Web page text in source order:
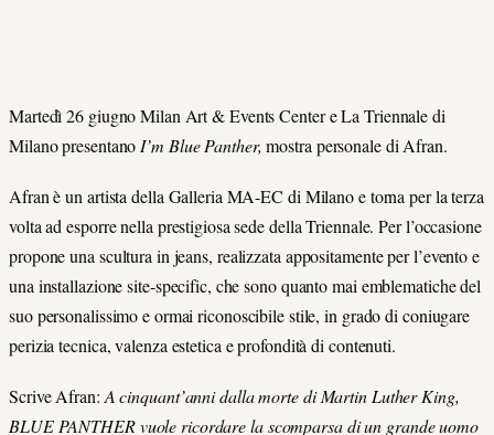
Martedì 26 giugno Milan Art & Events Center e La Triennale di
Milano presentano I’m Blue Panther,mostra personale di Afran.
Afran è un artista della Galleria MA-EC di Milano e torna per la terza
volta ad esporre nella prestigiosa sede della Triennale. Per l’occasione
propone una scultura in jeans, realizzata appositamente per l’evento e
una installazione site-specific, che sono quanto mai emblematiche del
suo personalissimo e ormai riconoscibile stile, in grado di coniugare
perizia tecnica, valenza estetica e profondità di contenuti.
Scrive Afran: A cinquant’anni dalla morte di Martin Luther King,
BLUE PANTHER vuole ricordare la scomparsa di un grande uomo